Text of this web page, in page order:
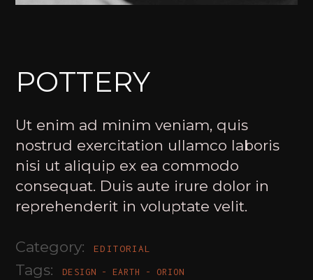
POTTERY
Ut enim ad minim veniam, quis
nostrud exercitation ullamco laboris
nisi ut aliquip ex ea commodo
consequat. Duis aute irure dolor in
reprehenderit in voluptate velit.
Category: EDITORIAL
Tags: DESIGN EARTH ORION